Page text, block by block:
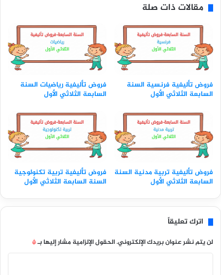
مقالات ذات صلة
فروض تأليفية فرنسية السنة
السابعة الثلاثي الأول
فروض تأليفية رياضيات السنة
السابعة الثلاثي الأول
فروض تأليفية تربية مدنية السنة
السابعة الثلاثي الأول
فروض تأليفية تربية تكنولوجية
السنة السابعة الثلاثي الأول
اترك تعليقاً
لن يتم نشر عنوان بريدك الإلكتروني.الحقول الإلزامية مشار إليها بـ*